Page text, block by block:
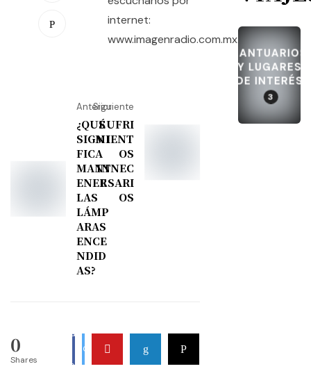
internet:
www.imagenradio.com.mx.
Anterior
¿QUÉ
SIGNI
FICA
MANT
ENER
LAS
LÁMP
ARAS
ENCE
NDID
AS?
Siguiente
SUFRI
MIENT
OS
INNEC
ESARI
OS
0
Shares
Share On
Facebook
On
SANTUARIOS
Y LUGARES
DE INTERÉS
3